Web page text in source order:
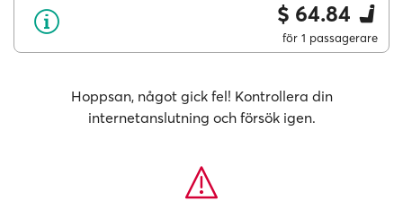
$ 64.84
för 1 passagerare
Hoppsan, något gick fel! Kontrollera din
internetanslutning och försök igen.